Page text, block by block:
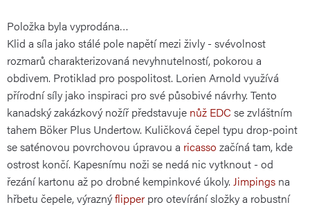
cena:
Položka byla vyprodána…
Klid a síla jako stálé pole napětí mezi živly - svévolnost
rozmarů charakterizovaná nevyhnutelností, pokorou a
obdivem. Protiklad pro pospolitost. Lorien Arnold využívá
přírodní síly jako inspiraci pro své působivé návrhy. Tento
kanadský zakázkový nožíř představuje nůž EDC se zvláštním
tahem Böker Plus Undertow. Kuličková čepel typu drop-point
se saténovou povrchovou úpravou a ricasso začíná tam, kde
ostrost končí. Kapesnímu noži se nedá nic vytknout - od
řezání kartonu až po drobné kempinkové úkoly. Jimpings na
hřbetu čepele, výraznýflipper pro otevírání složky a robustní